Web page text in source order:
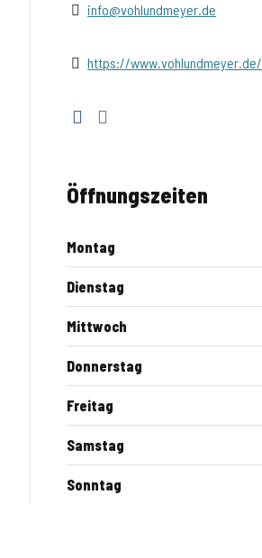
info@vohlundmeyer.de
https://www.vohlundmeyer.de/
Öffnungszeiten
Montag
Dienstag
Mittwoch
Donnerstag
Freitag
Samstag
Sonntag